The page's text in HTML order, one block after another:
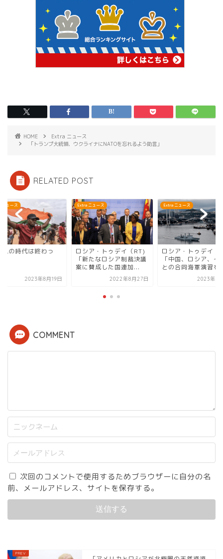
HOME
Extra ニュース
「トランプ大統領、ウクライナにNATOを忘れるよう助言」
RELATED POST
ニュース
・トゥデイ（RT)
2022年8月27日
Extra ニュース
ロシア・トゥデイ（RT)
「中国、ロシア、イラン
との合同海軍演習を...
2023年3月15日
Extra ニュース
「白人の時代は終わ
た」
2023年8
COMMENT
次回のコメントで使用するためブラウザーに自分の名
前、メールアドレス、サイトを保存する。